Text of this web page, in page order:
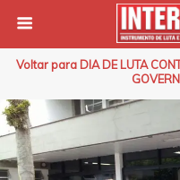
Voltar para DIA DE LUTA